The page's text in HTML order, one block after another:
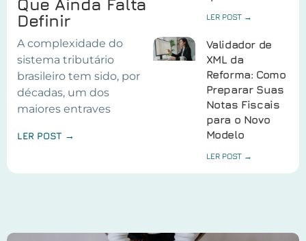
Que Ainda Falta
Definir
A complexidade do
sistema tributário
brasileiro tem sido, por
décadas, um dos
maiores entraves
LER POST →
LER POST →
Validador de
XML da
Reforma: Como
Preparar Suas
Notas Fiscais
para o Novo
Modelo
LER POST →